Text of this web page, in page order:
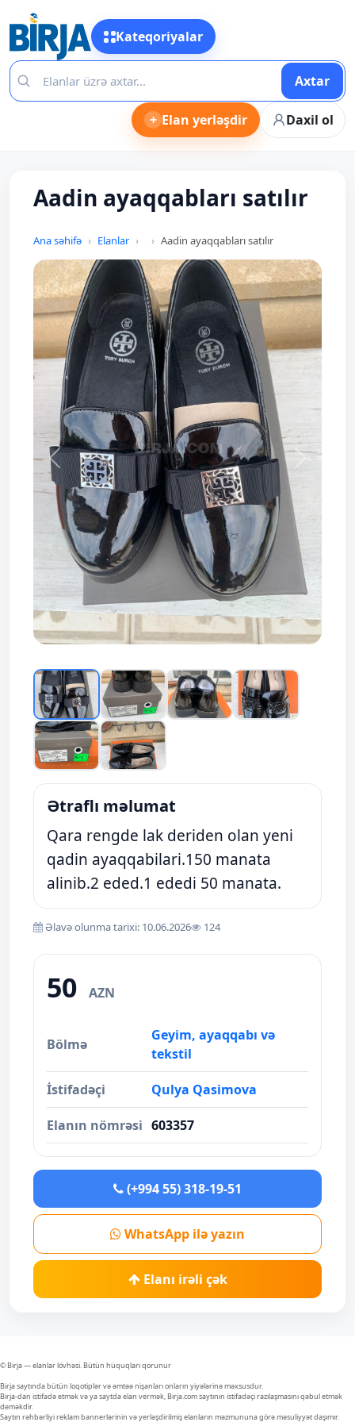
Kateqoriyalar
Axtar
+ Elan yerləşdir Daxil ol
Aadin ayaqqabları satılır
Ana səhifə Elanlar Aadin ayaqqabları satılır
Prev Next
Ətraflı məlumat
Qara rengde lak deriden olan yeni
qadin ayaqqabilari.150 manata
alinib.2 eded.1 ededi 50 manata.
Əlavə olunma tarixi: 10.06.2026 124
50 AZN
Bölmə
Geyim, ayaqqabı və
tekstil
İstifadəçi Qulya Qasimova
Elanın nömrəsi 603357
(+994 55) 318-19-51
WhatsApp ilə yazın
Elanı irəli çək
© Birja — elanlar lövhəsi. Bütün hüquqları qorunur
Birja saytında bütün loqotiplər və əmtəə nişanları onların yiyələrinə məxsusdur.
Birja-dan istifadə etmək və ya saytda elan vermək, Birja.com saytının istifadəçi razılaşmasını qəbul etmək
deməkdir.
Saytın rəhbərliyi reklam bannerlərinin və yerləşdirilmiş elanların məzmununa görə məsuliyyət daşımır.